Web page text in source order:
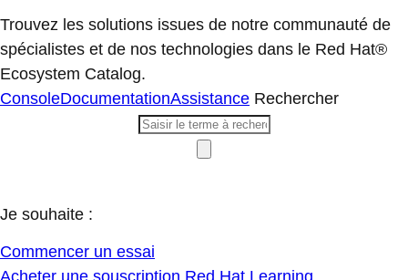
Trouvez les solutions issues de notre communauté de
spécialistes et de nos technologies dans le Red Hat®
Ecosystem Catalog.
ConsoleDocumentationAssistance Rechercher
Je souhaite :
Commencer un essai
Acheter une souscription Red Hat Learning